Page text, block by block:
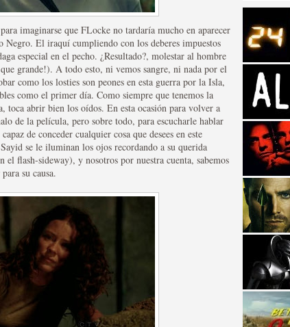
de Series de
de cine y
imaginarse que FLocke no tardaría mucho en aparecer
Negro. El iraquí cumpliendo con los deberes impuestos
especial en el pecho. ¿Resultado?, molestar al hombre
grande!). A todo esto, ni vemos sangre, ni nada por el
como los losties son peones en esta guerra por la Isla,
como el primer día. Como siempre que tenemos la
toca abrir bien los oídos. En esta ocasión para volver a
de la película, pero sobre todo, para escucharle hablar
de conceder cualquier cosa que desees en este
se le iluminan los ojos recordando a su querida
flash-sideway), y nosotros por nuestra cuenta, sabemos
su causa.